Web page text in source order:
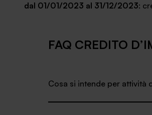
dal 01/01/2023 al 31/12/2023:
FAQ CREDITO
Cosa si intende per attività